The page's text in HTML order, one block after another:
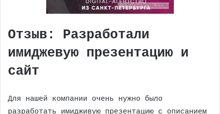
Отзыв: Разработали
имиджевую презентацию и
сайт
Для нашей компании очень нужно было
разработать имидживую презентацию с описанием